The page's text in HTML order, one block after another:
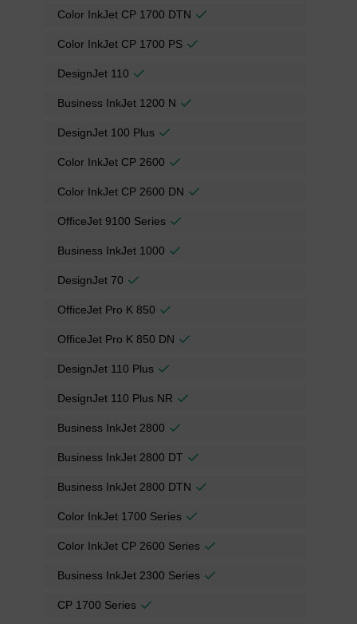
Color InkJet CP 1700 DTN
Color InkJet CP 1700 PS
DesignJet 110
Business InkJet 1200 N
DesignJet 100 Plus
Color InkJet CP 2600
Color InkJet CP 2600 DN
OfficeJet 9100 Series
Business InkJet 1000
DesignJet 70
OfficeJet Pro K 850
OfficeJet Pro K 850 DN
DesignJet 110 Plus
DesignJet 110 Plus NR
Business InkJet 2800
Business InkJet 2800 DT
Business InkJet 2800 DTN
Color InkJet 1700 Series
Color InkJet CP 2600 Series
Business InkJet 2300 Series
CP 1700 Series